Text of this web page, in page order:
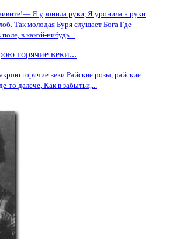
Я уронила руки, Я уронила н руки
Так молодая Буря слушает Бога Где-
поле, в какой-нибудь...
горячие веки...
горячие веки Райские розы, райские
то далече, Как в забытьи,...